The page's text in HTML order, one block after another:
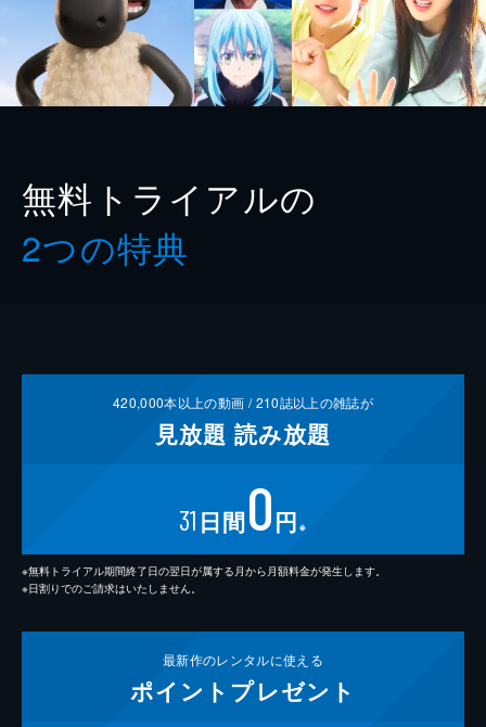
無料トライアルの
2つの特典
420,000本以上の動画 /210誌以上の雑誌が
見放題 読み放題
31 日間0円 ※
※無料トライアル期間終了日の翌日が属する月から月額料金が発生します。
※日割りでのご請求はいたしません。
最新作のレンタルに使える
ポイント プレゼント